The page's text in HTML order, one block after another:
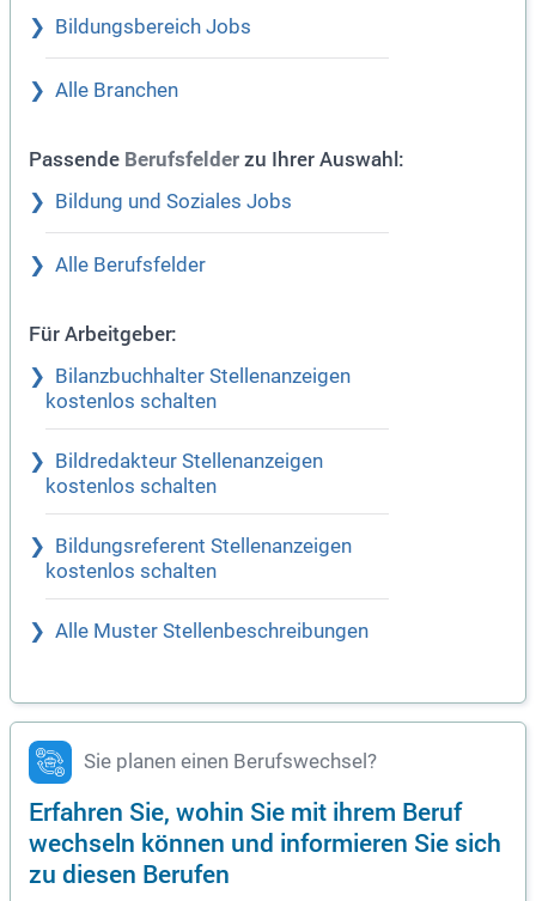
Bildungsbereich Jobs
Alle Branchen
Passende Berufsfelder zu Ihrer Auswahl:
Bildung und Soziales Jobs
Alle Berufsfelder
Für Arbeitgeber:
Bilanzbuchhalter Stellenanzeigen
kostenlos schalten
Bildredakteur Stellenanzeigen
kostenlos schalten
Bildungsreferent Stellenanzeigen
kostenlos schalten
Alle Muster Stellenbeschreibungen
Sie planen einen Berufswechsel?
Erfahren Sie, wohin Sie mit ihrem Beruf
wechseln können und informieren Sie sich
zu diesen Berufen